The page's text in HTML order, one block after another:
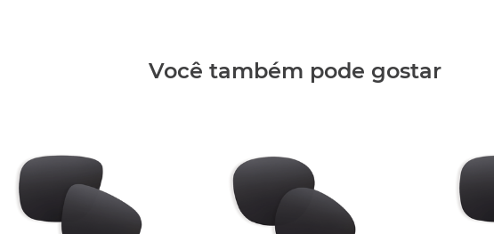
Você também pode gostar